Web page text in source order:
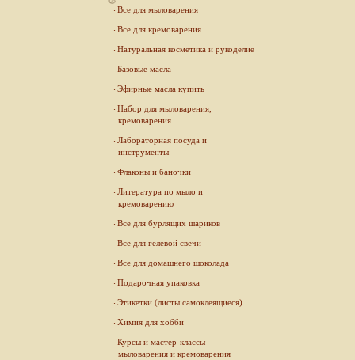
Все для мыловарения
Все для кремоварения
Натуральная косметика и рукоделие
Базовые масла
Эфирные масла купить
Набор для мыловарения,
кремоварения
Лабораторная посуда и
инструменты
Флаконы и баночки
Литература по мыло и
кремоварению
Все для бурлящих шариков
Все для гелевой свечи
Все для домашнего шоколада
Подарочная упаковка
Этикетки (листы самоклеящиеся)
Химия для хобби
Курсы и мастер-классы
мыловарения и кремоварения